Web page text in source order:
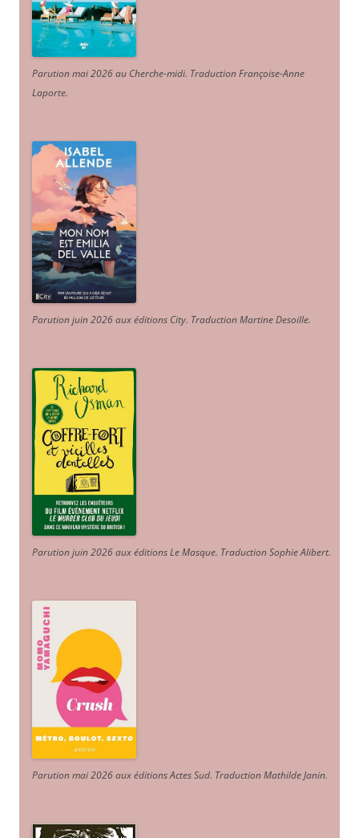
Parution mai 2026 au Cherche-midi. Traduction Françoise-Anne
Laporte.
Parution juin 2026 aux éditions City. Traduction Martine Desoille.
Parution juin 2026 aux éditions Le Masque. Traduction Sophie Alibert.
Parution mai 2026 aux éditions Actes Sud. Traduction Mathilde Janin.